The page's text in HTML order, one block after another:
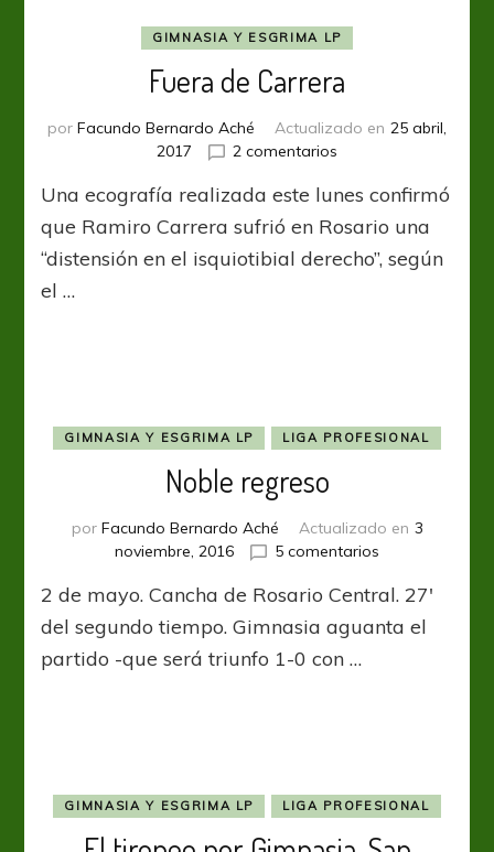
GIMNASIA Y ESGRIMA LP
Fuera de Carrera
por Facundo Bernardo Aché Actualizado en 25 abril,
2017
2 comentarios
de
Carrera
Una ecografía realizada este lunes confirmó
que Ramiro Carrera sufrió en Rosario una
“distensión en el isquiotibial derecho”, según
el …
GIMNASIA Y ESGRIMA LP LIGA PROFESIONAL
Noble regreso
por Facundo Bernardo Aché Actualizado en 3
noviembre, 2016
5 comentarios
regreso
2 de mayo. Cancha de Rosario Central. 27′
del segundo tiempo. Gimnasia aguanta el
partido -que será triunfo 1-0 con …
GIMNASIA Y ESGRIMA LP LIGA PROFESIONAL